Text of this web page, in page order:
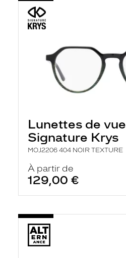
Lunettes de vue
Signature Krys
MOJ2206 404 NOIR TEXTURE
À partir de
129,00 €